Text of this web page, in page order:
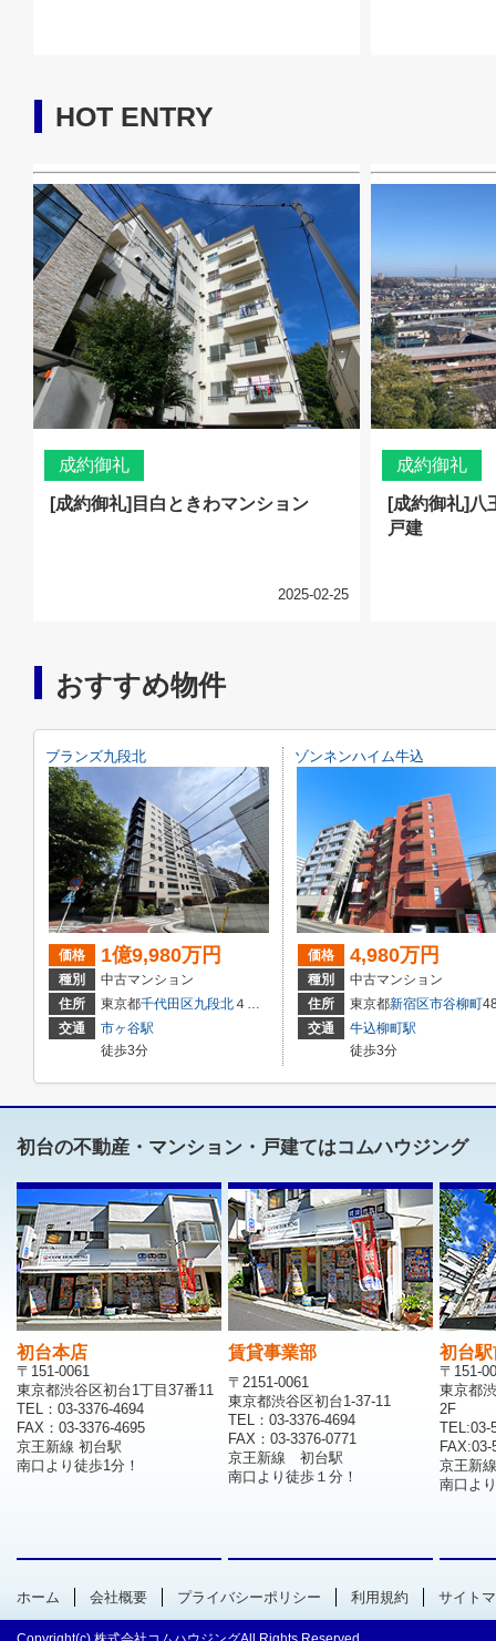
HOT ENTRY
成約御礼
[成約御礼]目白ときわマンション
2025-02-25
成約御礼
[成約御礼]八
戸建
おすすめ物件
ブランズ九段北
価格 1億9,980万円
種別
中古マンション
住所
東京都千代田区九段北４丁目3-1１
交通
市ヶ谷駅
徒歩3分
ゾンネンハイム牛込
価格 4,980万円
種別
中古マンション
住所
東京都新宿区市谷柳町
交通
牛込柳町駅
徒歩3分
初台の不動産・マンション・戸建てはコムハウジング
初台本店
〒151-0061
東京都渋谷区初台1丁目37番11
TEL：03-3376-4694
FAX：03-3376-4695
京王新線 初台駅
南口より徒歩1分！
賃貸事業部
〒2151-0061
東京都渋谷区初台1-37-11
TEL：03-3376-4694
FAX：03-3376-0771
京王新線 初台駅
南口より徒歩１分！
初台
〒151-
東京都
2F
TEL:03-
FAX:03-
京王新
南口よ
ホーム 会社概要 プライバシーポリシー 利用規約 サイト